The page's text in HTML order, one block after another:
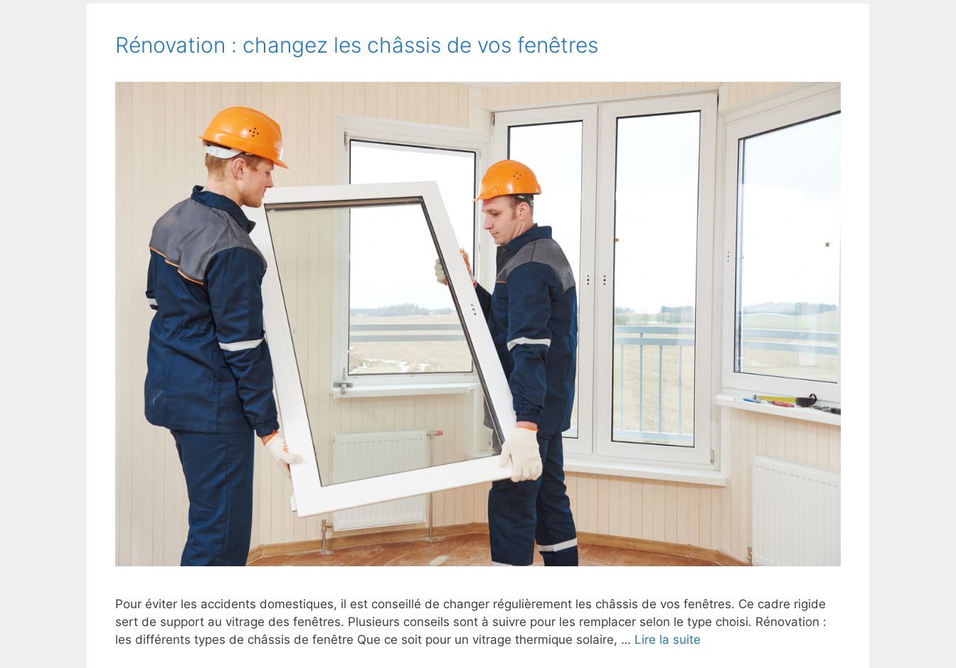
Rénovation : changez les châssis de vos fenêtres
Pour éviter les accidents domestiques, il est conseillé de changer régulièrement les châssis de vos fenêtres. Ce cadre rigide
sert de support au vitrage des fenêtres. Plusieurs conseils sont à suivre pour les remplacer selon le type choisi. Rénovation :
les différents types de châssis de fenêtre Que ce soit pour un vitrage thermique solaire, … Lire la suite